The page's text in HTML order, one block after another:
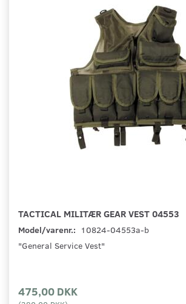
TACTICAL MILITÆR GEAR VEST 04553
Model/varenr.: 10824-04553a-b
"General Service Vest"
475,00 DKK